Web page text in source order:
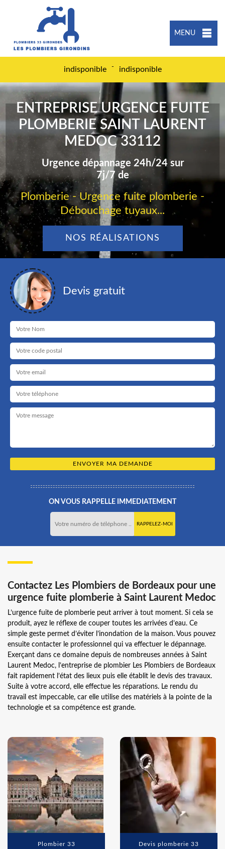
MENU
indisponible - indisponible
ENTREPRISE URGENCE FUITE
PLOMBERIE SAINT LAURENT
MEDOC 33112
Urgence dépannage 24h/24 sur
7j/7 de
Plomberie - Urgence fuite plomberie -
Débouchage tuyaux...
NOS RÉALISATIONS
Devis gratuit
ON VOUS RAPPELLE IMMEDIATEMENT
Contactez Les Plombiers de Bordeaux pour une
urgence fuite plomberie à Saint Laurent Medoc
L’urgence fuite de plomberie peut arriver à tout moment. Si cela se
produit, ayez le réflexe de couper toutes les arrivées d’eau. Ce
simple geste permet d’éviter l’inondation de la maison. Vous pouvez
ensuite contacter le professionnel qui va effectuer le dépannage.
Exerçant dans ce domaine depuis de nombreuses années à Saint
Laurent Medoc, l’entreprise de plombier Les Plombiers de Bordeaux
fait rapidement l’état des lieux puis elle établit le devis des travaux.
Suite à votre accord, elle effectue les réparations. Le rendu du
travail est impeccable, car elle utilise des matériels à la pointe de la
technologie et sa compétence est grande.
Plombier 33 Devis plomberie 33